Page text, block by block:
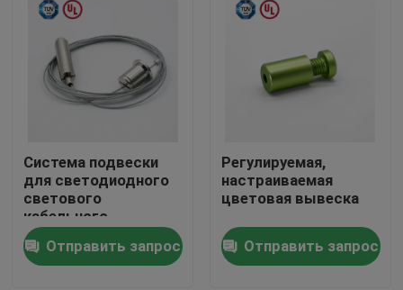
Дом
Продукты
Система подвески
для светодиодного
светового
кабельного
захватчика с
мужским винтом
Отправить запрос
Регулируемая,
настраиваемая
цветовая вывеска
Отправить запрос